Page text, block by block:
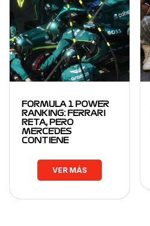
FORMULA 1 POWER
RANKING: FERRARI
RETA, PERO
MERCEDES
CONTIENE
VER MÁS